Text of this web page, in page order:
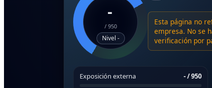
-
/ 950
Nivel -
Esta página no
empresa. No se
verificación por
Exposición externa -/ 950